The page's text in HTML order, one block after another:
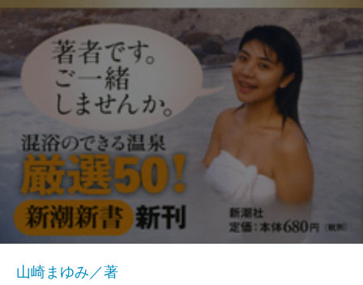
山崎まゆみ／著